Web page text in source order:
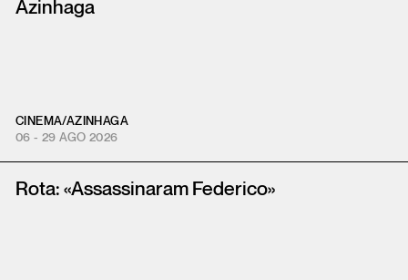
Azinhaga
CINEMA/AZINHAGA
06 - 29 AGO 2026
Rota: «Assassinaram Federico»